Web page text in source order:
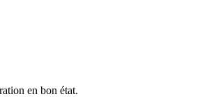
en bon état.